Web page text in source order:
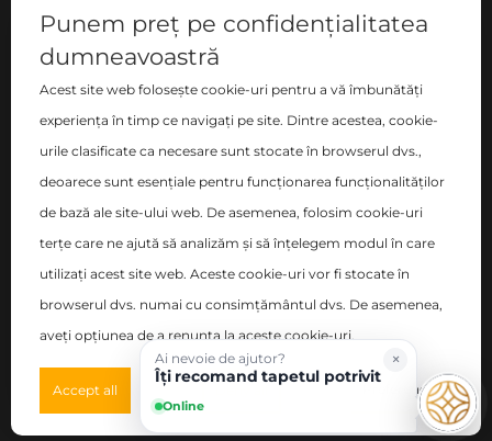
Despre noi
Blog
Contact
COMPANIE
S.C. ZEN DECO HOME S.R.L.
București, Sector 2 , Blvd-ul Basarabia nr. 200, bl. B,
sc. C, et. 6, ap. 106
Nr. Registrul Comerțului: J40/14348/2017
©2026Zen Interior.
Web Design by
×
Ai nevoie de ajutor?
Îți recomand tapetul potrivit
Online
Punem preț pe confidențialitatea
dumneavoastră
Acest site web folosește cookie-uri pentru a vă îmbunătăți
experiența în timp ce navigați pe site. Dintre acestea, cookie-
urile clasificate ca necesare sunt stocate în browserul dvs.,
deoarece sunt esențiale pentru funcționarea funcționalităților
de bază ale site-ului web. De asemenea, folosim cookie-uri
terțe care ne ajută să analizăm și să înțelegem modul în care
utilizați acest site web. Aceste cookie-uri vor fi stocate în
browserul dvs. numai cu consimțământul dvs. De asemenea,
aveți opțiunea de a renunța la aceste cookie-uri.
Accept all Preferences